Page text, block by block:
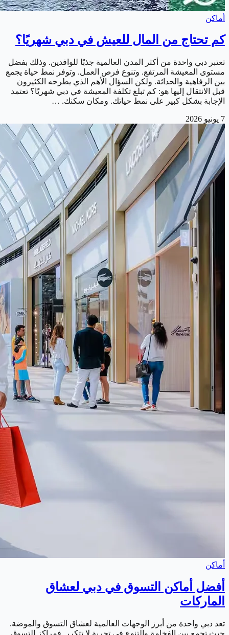
أماكن
كم تحتاج من المال للعيش في دبي شهريًا؟
تعتبر دبي واحدة من أكثر المدن العالمية جذبًا للوافدين. وذلك بفضل
مستوى المعيشة المرتفع. وتنوع فرص العمل. وتوفر نمط حياة يجمع
بين الرفاهية والحداثة. ولكن السؤال الأهم الذي يطرحه الكثيرون
قبل الانتقال إليها هو: كم تبلغ تكلفة المعيشة في دبي شهريًا؟ تعتمد
الإجابة بشكل كبير على نمط حياتك. ومكان سكنك. …
7 يونيو 2026
أماكن
أفضل أماكن التسوق في دبي لعشاق
الماركات
تعد دبي واحدة من أبرز الوجهات العالمية لعشاق التسوق والموضة.